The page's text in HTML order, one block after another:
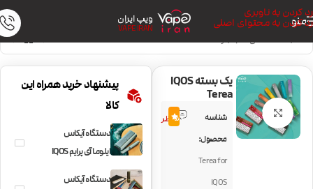
رد کردن به ناوبری
رد کردن به محتوای اصلی
منو ویپ ایران
VAPE IRAN
خانه/دستگاه های IQOS /ترا TEREA
بزرگنمایی تصویر
یک بسته IQOS
Terea
شناسه
محصول:
Terea for
IQOS
2
نظر5.0
پیشنهاد خرید همراه این
کالا
دستگاه آیکاس
ایلوما آی پرایم IQOS
Iluma i Prime
دستگاه آیکاس